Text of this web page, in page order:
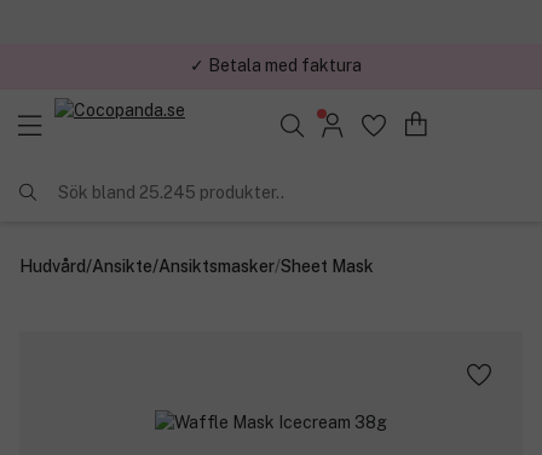
✓ Trygg E-handel
Sök bland 25.245 produkter..
Hudvård/Ansikte/Ansiktsmasker/Sheet Mask